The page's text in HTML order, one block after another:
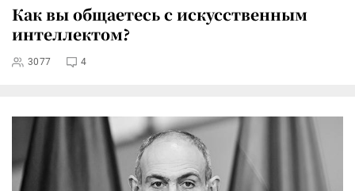
Как вы общаетесь с искусственным
интеллектом?
3077 4